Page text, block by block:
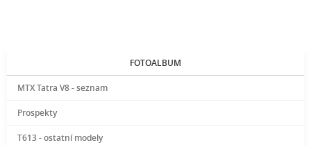
FOTOALBUM
MTX Tatra V8 - seznam
Prospekty
T613 - ostatní modely